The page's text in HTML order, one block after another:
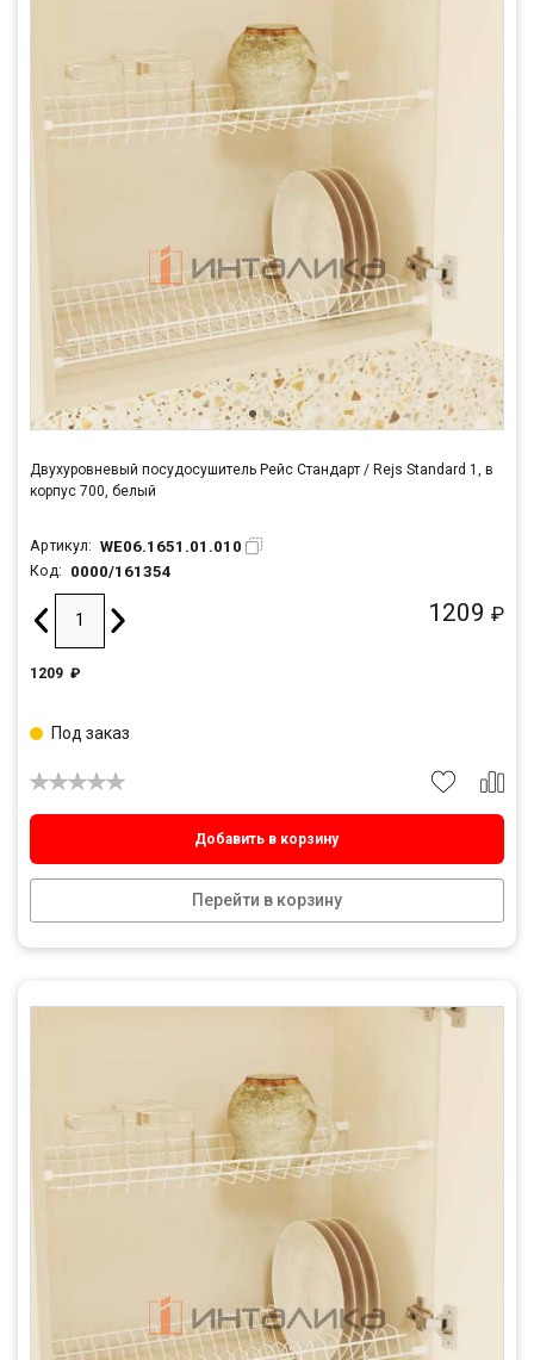
Двухуровневый посудосушитель Рейс Стандарт / Rejs Standard 1, в
корпус 700, белый
Артикул: WE06.1651.01.010
Код: 0000/161354
1209 ₽
1209 ₽
Добавить в корзину
Перейти в корзину
Под заказ